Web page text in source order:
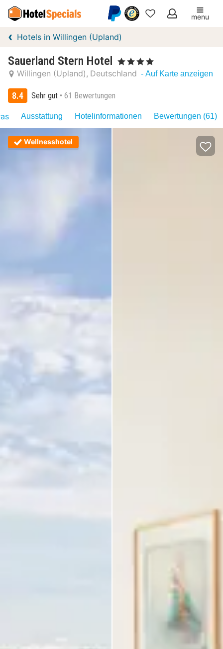
Meine
menu
Hotels in Willingen (Upland)
Sauerland Stern Hotel , 4 Sterne
Willingen (Upland) Deutschland - Auf Karte anzeigen
8.4 Sehr gut 61 Bewertungen
Ausstattung Hotelinformationen Bewertungen (61)
Wellnesshotel